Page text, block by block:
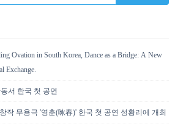
Ovation in South Korea, Dance as a Bridge: A New
Exchange.
서 한국 첫 공연
작 무용극 '영춘(咏春)' 한국 첫 공연 성황리에 개최